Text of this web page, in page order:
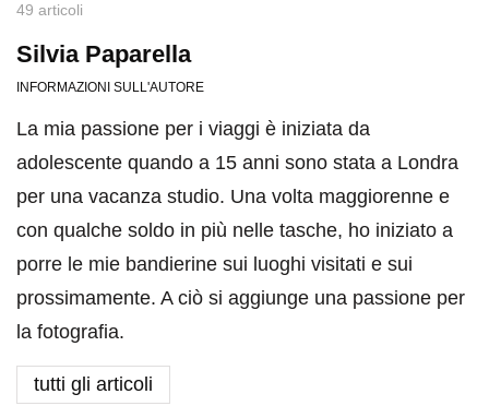
49 articoli
Silvia Paparella
INFORMAZIONI SULL'AUTORE
La mia passione per i viaggi è iniziata da
adolescente quando a 15 anni sono stata a Londra
per una vacanza studio. Una volta maggiorenne e
con qualche soldo in più nelle tasche, ho iniziato a
porre le mie bandierine sui luoghi visitati e sui
prossimamente. A ciò si aggiunge una passione per
la fotografia.
tutti gli articoli